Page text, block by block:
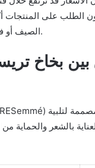
الطلب على المنتجات
الصيف أو فترات العطلات.
بين بخاخ
بالشعر والحماية